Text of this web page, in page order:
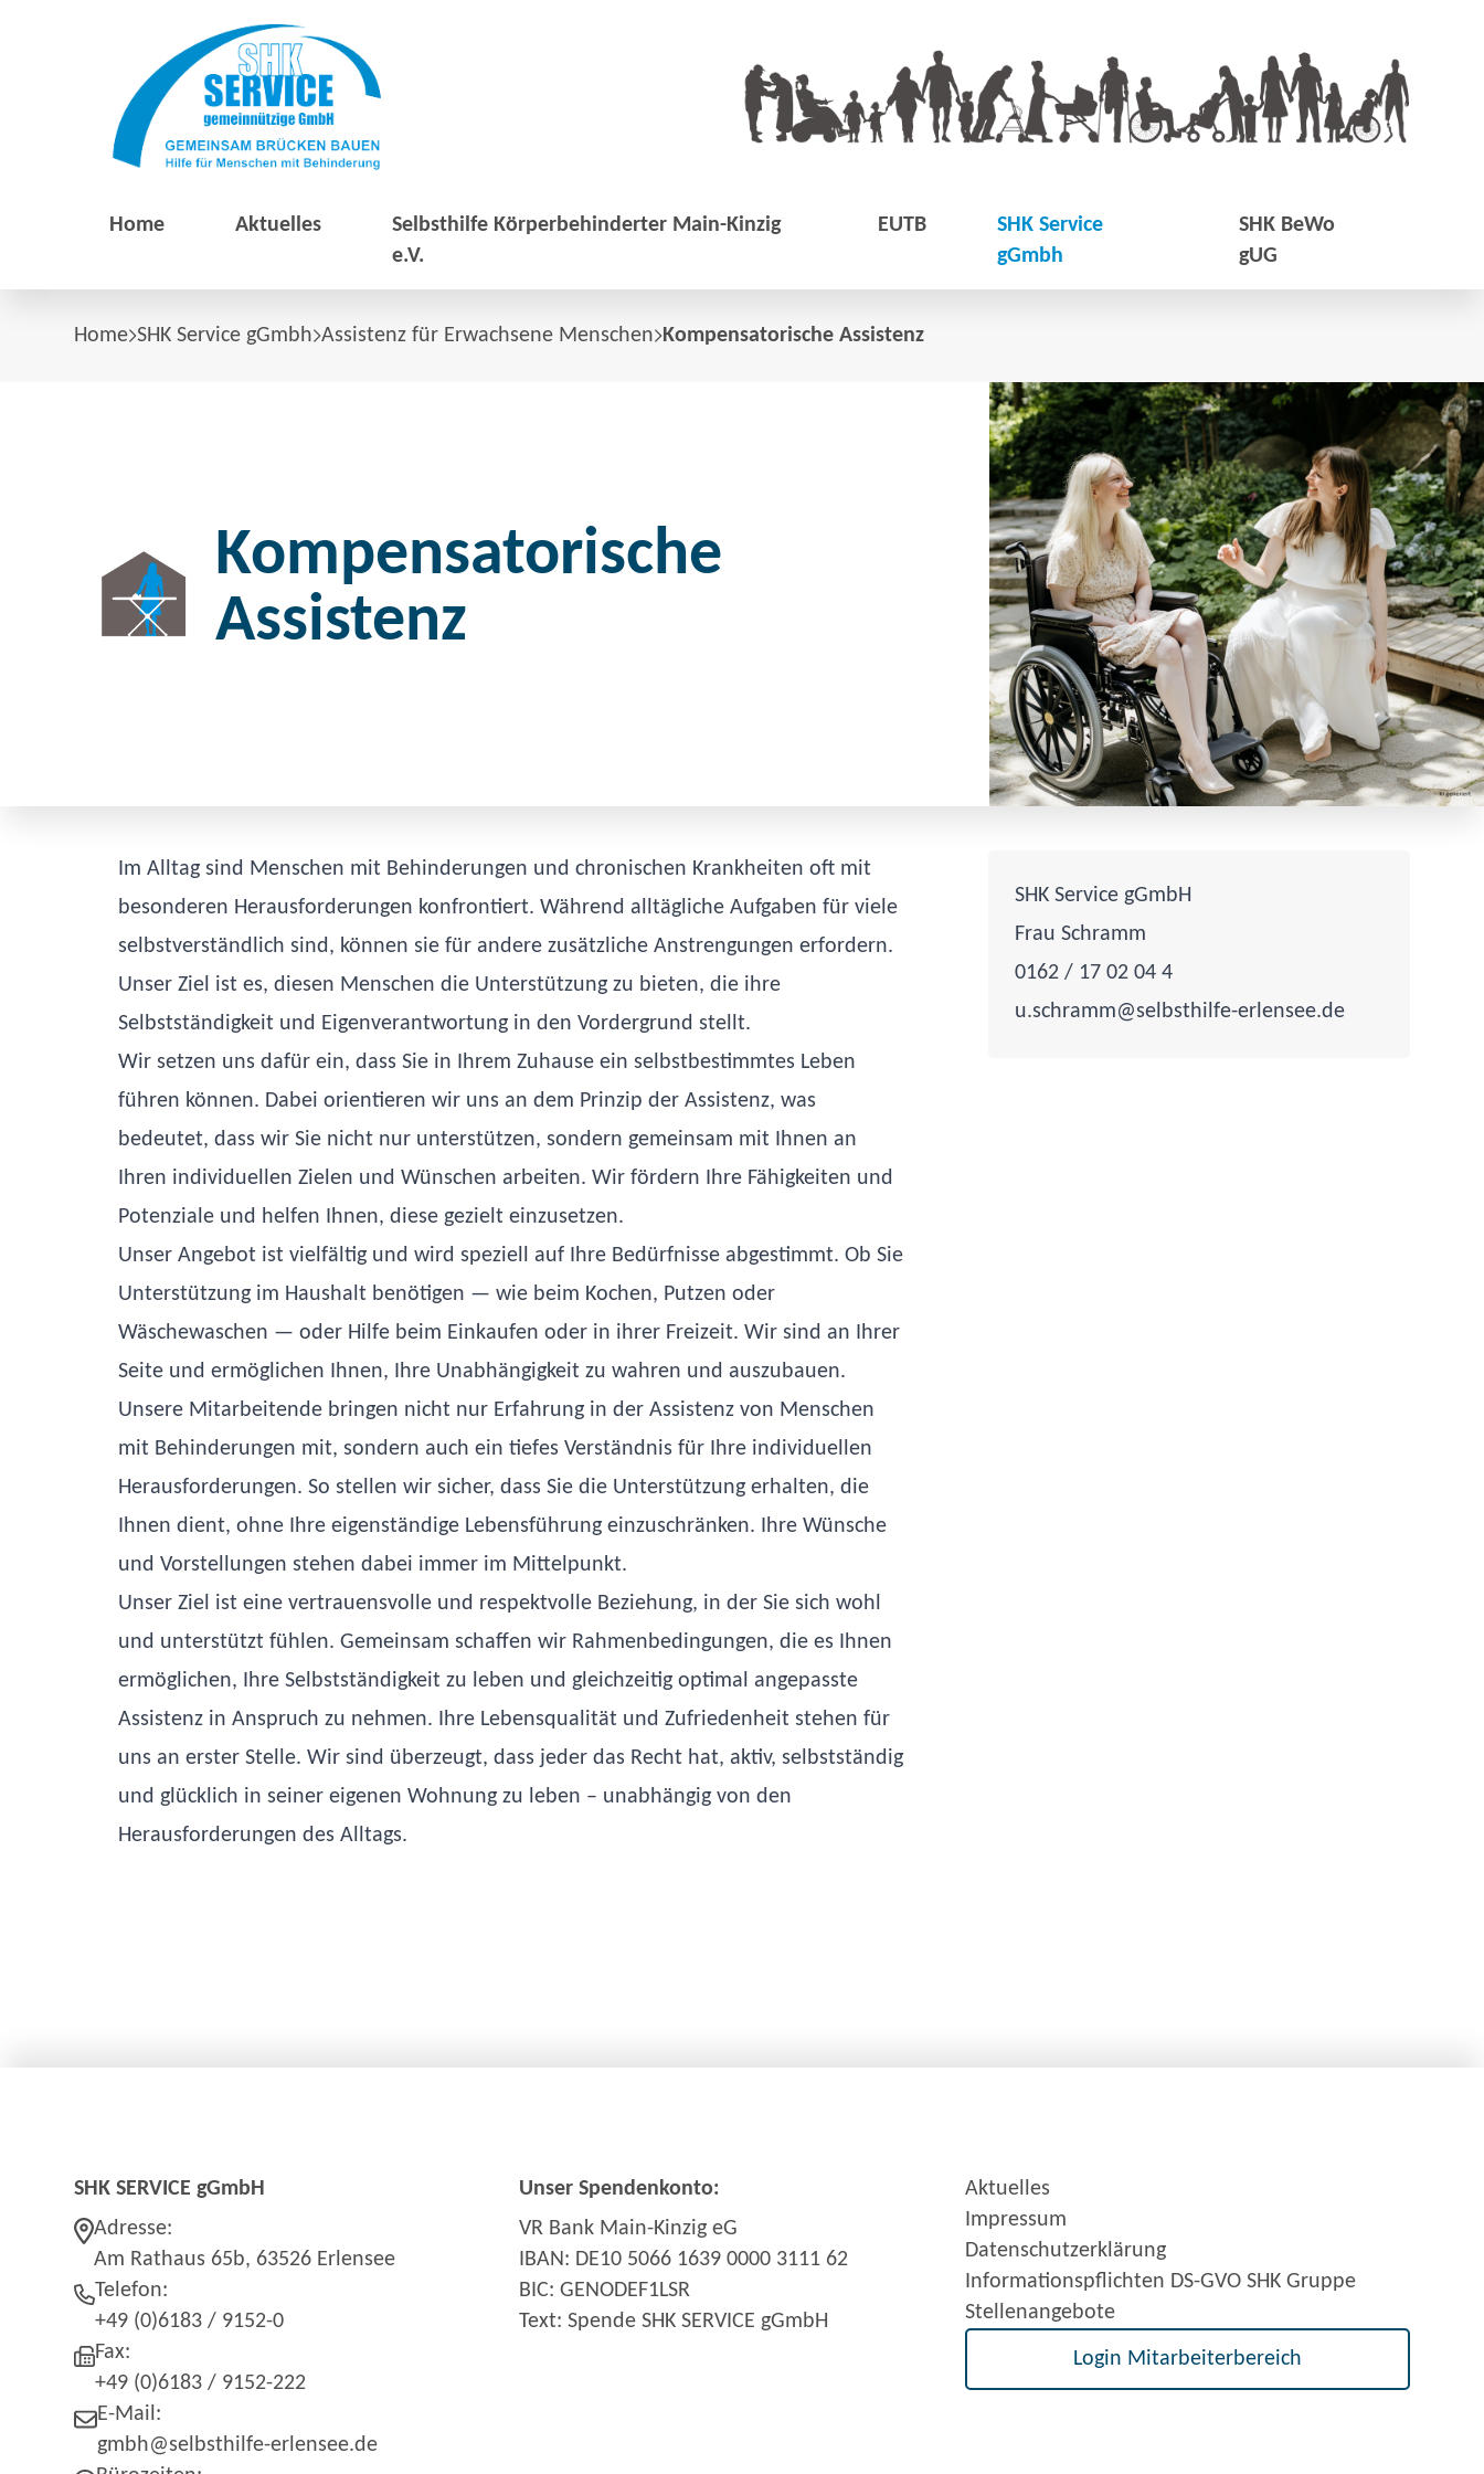
Home Aktuelles
Selbsthilfe Körperbehinderter Main-Kinzig
e.V.
EUTB
SHK Service
gGmbh
SHK BeWo
gUG
Home SHK Service gGmbh Assistenz für Erwachsene Menschen Kompensatorische Assistenz
Kompensatorische
Assistenz
Im Alltag sind Menschen mit Behinderungen und chronischen Krankheiten oft mit
besonderen Herausforderungen konfrontiert. Während alltägliche Aufgaben für viele
selbstverständlich sind, können sie für andere zusätzliche Anstrengungen erfordern.
Unser Ziel ist es, diesen Menschen die Unterstützung zu bieten, die ihre
Selbstständigkeit und Eigenverantwortung in den Vordergrund stellt.
Wir setzen uns dafür ein, dass Sie in Ihrem Zuhause ein selbstbestimmtes Leben
führen können. Dabei orientieren wir uns an dem Prinzip der Assistenz, was
bedeutet, dass wir Sie nicht nur unterstützen, sondern gemeinsam mit Ihnen an
Ihren individuellen Zielen und Wünschen arbeiten. Wir fördern Ihre Fähigkeiten und
Potenziale und helfen Ihnen, diese gezielt einzusetzen.
Unser Angebot ist vielfältig und wird speziell auf Ihre Bedürfnisse abgestimmt. Ob Sie
Unterstützung im Haushalt benötigen — wie beim Kochen, Putzen oder
Wäschewaschen — oder Hilfe beim Einkaufen oder in ihrer Freizeit. Wir sind an Ihrer
Seite und ermöglichen Ihnen, Ihre Unabhängigkeit zu wahren und auszubauen.
Unsere Mitarbeitende bringen nicht nur Erfahrung in der Assistenz von Menschen
mit Behinderungen mit, sondern auch ein tiefes Verständnis für Ihre individuellen
Herausforderungen. So stellen wir sicher, dass Sie die Unterstützung erhalten, die
Ihnen dient, ohne Ihre eigenständige Lebensführung einzuschränken. Ihre Wünsche
und Vorstellungen stehen dabei immer im Mittelpunkt.
Unser Ziel ist eine vertrauensvolle und respektvolle Beziehung, in der Sie sich wohl
und unterstützt fühlen. Gemeinsam schaffen wir Rahmenbedingungen, die es Ihnen
ermöglichen, Ihre Selbstständigkeit zu leben und gleichzeitig optimal angepasste
Assistenz in Anspruch zu nehmen. Ihre Lebensqualität und Zufriedenheit stehen für
uns an erster Stelle. Wir sind überzeugt, dass jeder das Recht hat, aktiv, selbstständig
und glücklich in seiner eigenen Wohnung zu leben – unabhängig von den
Herausforderungen des Alltags.
SHK Service gGmbH
Frau Schramm
0162 / 17 02 04 4
u.schramm@selbsthilfe-erlensee.de
SHK SERVICE gGmbH
Adresse:
Am Rathaus 65b, 63526 Erlensee
Telefon:
+49 (0)6183 / 9152-0
Fax:
+49 (0)6183 / 9152-222
E-Mail:
gmbh@selbsthilfe-erlensee.de
Unser Spendenkonto:
VR Bank Main-Kinzig eG
IBAN: DE10 5066 1639 0000 3111 62
BIC: GENODEF1LSR
Text: Spende SHK SERVICE gGmbH
Aktuelles
Impressum
Datenschutzerklärung
Informationspflichten DS-GVO SHK Gruppe
Stellenangebote
Login Mitarbeiterbereich